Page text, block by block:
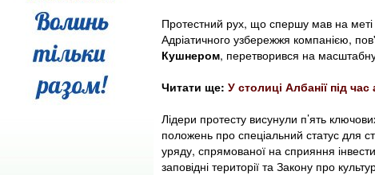
Протестний рух, що спершу мав на меті
Адріатичного узбережжя компанією,
Кушнером, перетворився на
Читати ще: У столиці Албанії під
Лідери протесту висунули п’ять
положень про спеціальний статус для
уряду, спрямованої на сприяння
заповідні території та Закону про